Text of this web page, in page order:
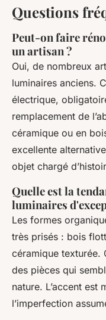
Questions
Peut-on faire
un artisan ?
Oui, de nombreux
luminaires anciens.
électrique,
remplacement de
céramique ou en
excellente
objet chargé
Quelle est la
luminaires
Les formes
très prisés : bois
céramique texturée.
des pièces qui
nature. L’accent est
l’imperfection